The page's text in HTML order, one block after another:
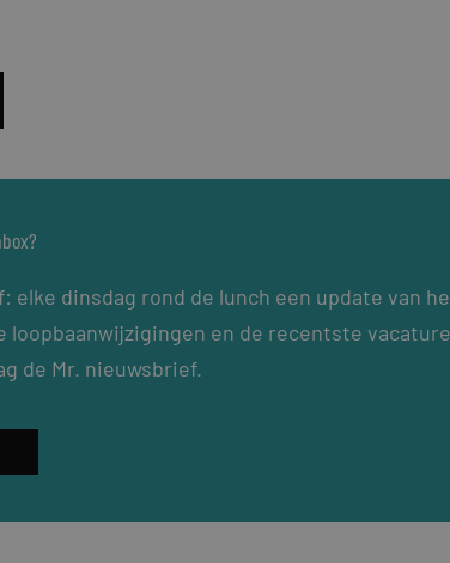
elke dinsdag rond de lunch een update van
loopbaanwijzigingen en de recentste
de Mr. nieuwsbrief.